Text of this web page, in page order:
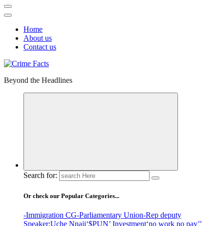
Home
About us
Contact us
Beyond the Headlines
Search for:
Or check our Popular Categories...
-Immigration CG-Parliamentary Union-Rep deputy
Speaker:Uche Nnaji‘$PUN’ Investment‘no work no pay’’